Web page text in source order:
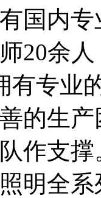
国内
20余
有专业
的生
作支
明全